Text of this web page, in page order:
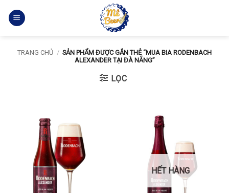
qua
TRANG CHỦ / SẢN PHẨM ĐƯỢC GẮN THẺ “MUA BIA RODENBACH
ALEXANDER TẠI ĐÀ NẴNG”
LỌC
HẾT HÀNG